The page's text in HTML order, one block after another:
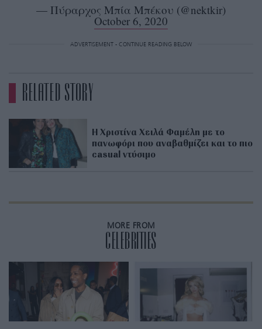
— Πύραρχος Μπία Μπέκου (@nektkir)
October 6, 2020
ADVERTISEMENT - CONTINUE READING BELOW
RELATED STORY
Η Χριστίνα Χειλά Φαμέλη με το
πανωφόρι που αναβαθμίζει και το πιο
casual ντύσιμο
MORE FROM
CELEBRITIES